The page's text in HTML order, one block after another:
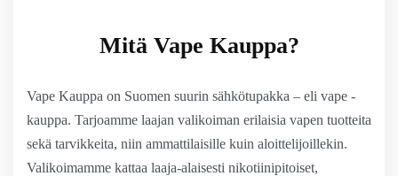
Mitä Vape Kauppa?
Vape Kauppa on Suomen suurin sähkötupakka – eli vape -
kauppa. Tarjoamme laajan valikoiman erilaisia vapen tuotteita
sekä tarvikkeita, niin ammattilaisille kuin aloittelijoillekin.
Valikoimamme kattaa laaja-alaisesti nikotiinipitoiset,